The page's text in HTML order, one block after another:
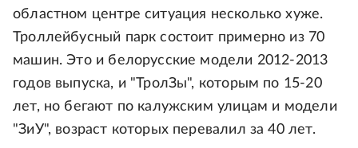
областном центре ситуация несколько хуже.
Троллейбусный парк состоит примерно из 70
машин. Это и белорусские модели 2012-2013
годов выпуска, и "ТролЗы", которым по 15-20
лет, но бегают по калужским улицам и модели
"ЗиУ", возраст которых перевалил за 40 лет.